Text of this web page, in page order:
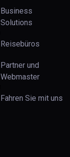
Business
Solutions
Reisebüros
Partner und
Webmaster
Fahren Sie mit uns